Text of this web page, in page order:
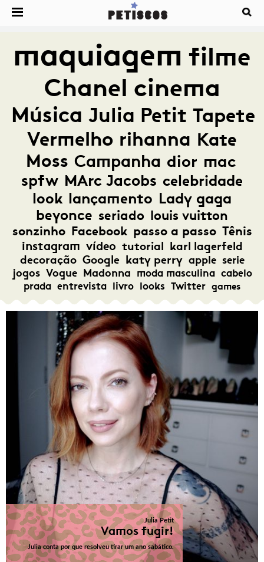
maquiagem filme
Chanel cinema
Música Julia Petit Tapete
Vermelho rihanna Kate
Moss Campanha dior mac
spfw MArc Jacobs celebridade
look lançamento Lady gaga
beyonce seriado louis vuitton
sonzinho Facebook passo a passo Tênis
instagram vídeo tutorial karl lagerfeld
decoração Google katy perry apple serie
jogos Vogue Madonna moda masculina cabelo
prada entrevista livro looks Twitter games
Julia Petit
Vamos fugir!
Julia conta por que resolveu tirar um ano sabático.